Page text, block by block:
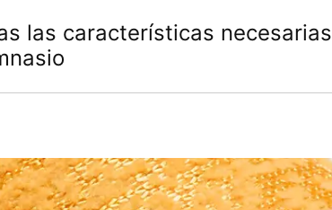
las características necesarias